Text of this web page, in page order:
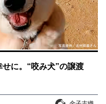
に。“咬み犬”の譲渡
金子志織